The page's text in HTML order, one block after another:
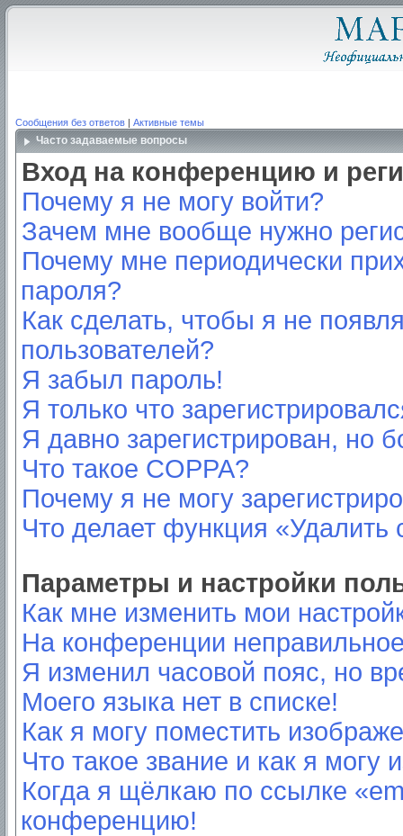
Сообщения без ответов | Активные темы
Часто задаваемые вопросы
Вход на конференцию и
Почему я не могу войти?
Зачем мне вообще нужно
Почему мне периодически
пароля?
Как сделать, чтобы я не
пользователей?
Я забыл пароль!
Я только что
Я давно зарегистрирован, но
Что такое COPPA?
Почему я не могу
Что делает функция
Параметры и настройки
Как мне изменить мои
На конференции
Я изменил часовой пояс, но
Моего языка нет в списке!
Как я могу поместить
Что такое звание и как я могу
Когда я щёлкаю по ссылке
конференцию!